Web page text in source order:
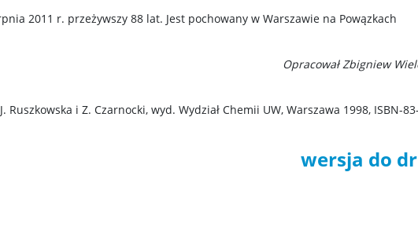
2011 r. przeżywszy 88 lat. Jest pochowany w Warszawie na Powązkach
Opracował Zbigniew
Ruszkowska i Z. Czarnocki, wyd. Wydział Chemii UW, Warszawa 1998, ISBN-83-
wersja do